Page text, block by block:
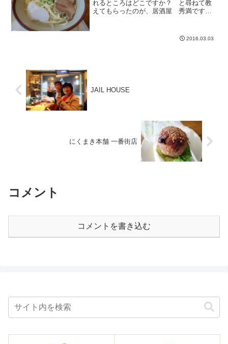
れるところはどこですか？ と尋ねて教
えてもらったのが、居酒屋 秀満です。
放送でしょうか、BGMが沖縄音楽という
2016.03.03
JAIL HOUSE
にくまき本舗 一番街店
コメント
コメントを書き込む